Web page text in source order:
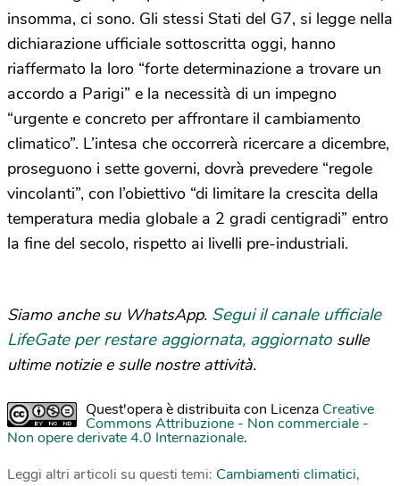
insomma, ci sono. Gli stessi Stati del G7, si legge nella
dichiarazione ufficiale sottoscritta oggi, hanno
riaffermato la loro “forte determinazione a trovare un
accordo a Parigi” e la necessità di un impegno
“urgente e concreto per affrontare il cambiamento
climatico”. L’intesa che occorrerà ricercare a dicembre,
proseguono i sette governi, dovrà prevedere “regole
vincolanti”, con l’obiettivo “di limitare la crescita della
temperatura media globale a 2 gradi centigradi” entro
la fine del secolo, rispetto ai livelli pre-industriali.
Siamo anche su WhatsApp. Segui il canale ufficiale
LifeGate per restare aggiornata, aggiornato sulle
ultime notizie e sulle nostre attività.
Quest'opera è distribuita con Licenza Creative
Commons Attribuzione - Non commerciale -
Non opere derivate 4.0 Internazionale.
Leggi altri articoli su questi temi: Cambiamenti climatici,